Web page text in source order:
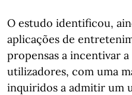
O estudo identificou,
aplicações de
propensas a incentivar
utilizadores, com uma
inquiridos a admitir um